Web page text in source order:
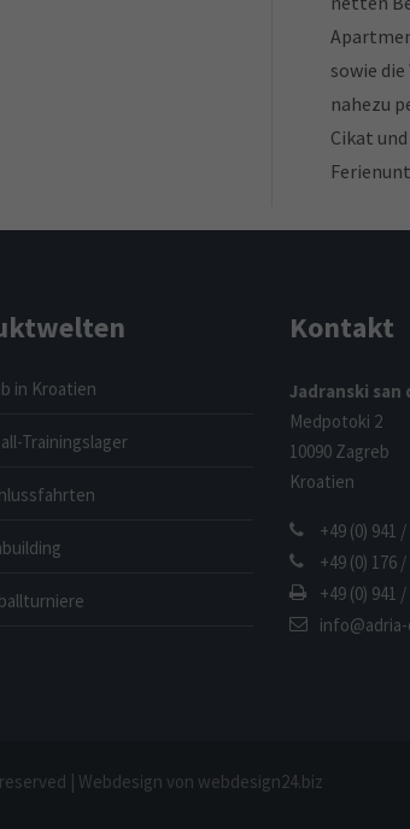
sowie
nahezu
Cikat
in Kroatien
Trainingslager
Kontakt
Jadranski san
Medpotoki 2
10090 Zagreb
Kroatien
+49 (0) 941
+49 (0) 176
+49 (0) 941
| Webdesign von webdesign24.biz